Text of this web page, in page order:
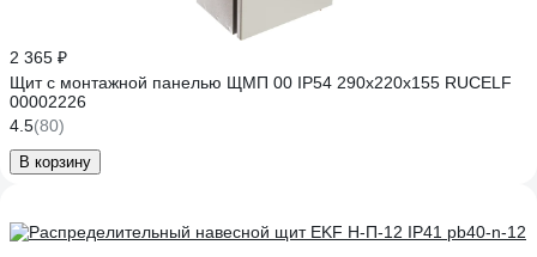
2 365 ₽
Щит с монтажной панелью ЩМП 00 IP54 290х220х155 RUCELF
00002226
4.5(80)
В корзину